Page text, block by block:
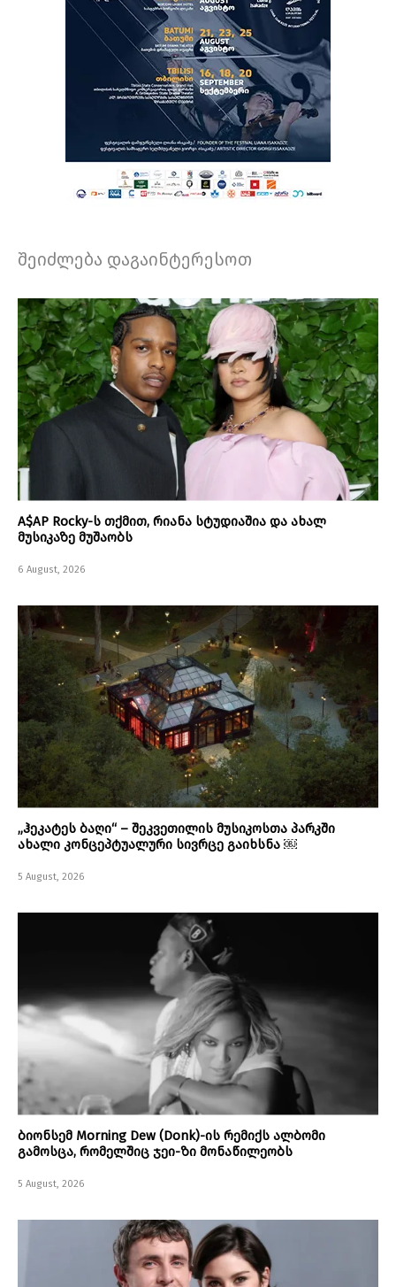
შეიძლება დაგაინტერესოთ
A$AP Rocky-ს თქმით, რიანა სტუდიაშია და ახალ
მუსიკაზე მუშაობს
6 August, 2026
„ჰეკატეს ბაღი“ – შეკვეთილის მუსიკოსთა პარკში
ახალი კონცეპტუალური სივრცე გაიხსნა ￼
5 August, 2026
ბიონსემ Morning Dew (Donk)-ის რემიქს ალბომი
გამოსცა, რომელშიც ჯეი-ზი მონაწილეობს
5 August, 2026